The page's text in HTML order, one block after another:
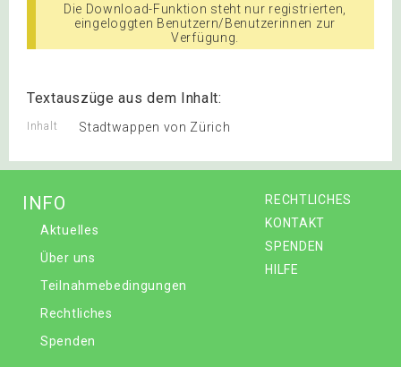
Die Download-Funktion steht nur registrierten,
eingeloggten Benutzern/Benutzerinnen zur
Verfügung.
Textauszüge aus dem Inhalt:
Inhalt Stadtwappen von Zürich
RECHTLICHES
KONTAKT
SPENDEN
HILFE
INFO
Aktuelles
Über uns
Teilnahmebedingungen
Rechtliches
Spenden